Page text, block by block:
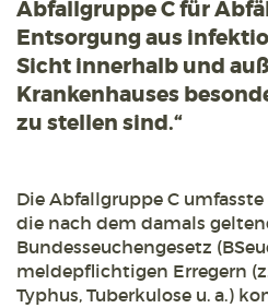
Abfallgruppe C für
Entsorgung aus
Sicht innerhalb und
Krankenhauses
zu stellen sind.“
Die Abfallgruppe C
die nach dem damals
Bundesseuchengesetz
meldepflichtigen Erregern
Typhus, Tuberkulose u. a.)